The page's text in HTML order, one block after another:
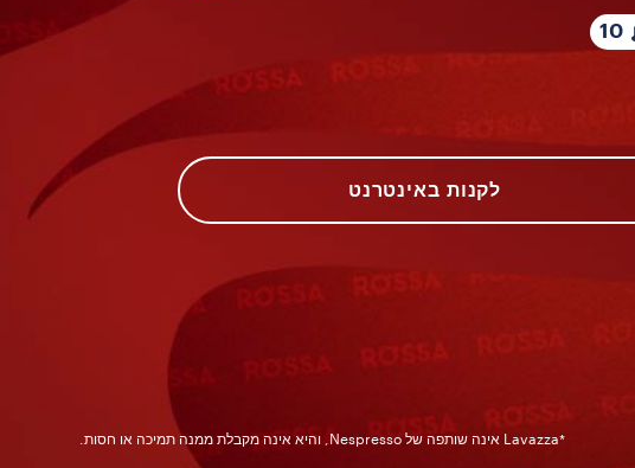
10
לקנות באינטרנט
*Lavazza אינה שותפה של Nespresso, והיא אינה מקבלת ממנה תמיכה או חסות.